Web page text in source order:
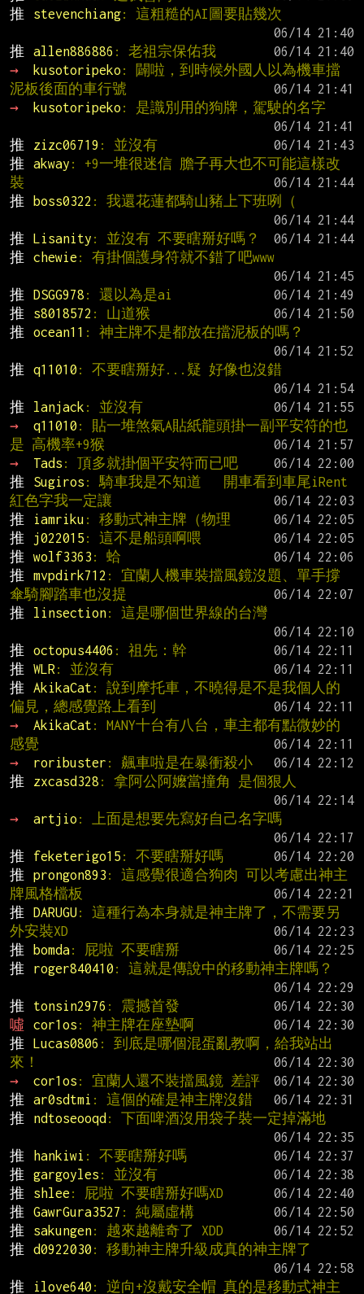
推
stevenchiang: 這粗糙的AI圖要貼幾次
推
allen886886 : 老祖宗保佑我
→
kusotoripeko : 闢啦，到時候外國人以為機車擋
泥板後面的車行號
→
kusotoripeko : 是識別用的狗牌，駕駛的名字
推
zizc06719 : 並沒有
推
akway : +9一堆很迷信 膽子再大也不可能這樣改
裝
推
boss0322 : 我還花蓮都騎山豬上下班咧（
推
Lisanity : 並沒有 不要瞎掰好嗎？
推
chewie : 有掛個護身符就不錯了吧www
推
DSGG978 : 還以為是ai
推
s8018572 : 山道猴
推
ocean11 : 神主牌不是都放在擋泥板的嗎？
推
q11010 : 不要瞎掰好...疑 好像也沒錯
推
lanjack : 並沒有
→
q11010 : 貼一堆煞氣A貼紙龍頭掛一副平安符的也
是 高機率+9猴
→
Tads : 頂多就掛個平安符而已吧
推
Sugiros : 騎車我是不知道   開車看到車尾iRent
紅色字我一定讓
推
iamriku : 移動式神主牌（物理
推
j022015 : 這不是船頭啊喂
推
wolf3363 : 蛤
推
mvpdirk712 : 宜蘭人機車裝擋風鏡沒題、單手撐
傘騎腳踏車也沒提
推
linsection: 這是哪個世界線的台灣
推
octopus4406 : 祖先：幹
推
WLR : 並沒有
推
AkikaCat : 說到摩托車，不曉得是不是我個人的
偏見，總感覺路上看到
→
AkikaCat : MANY十台有八台，車主都有點微妙的
感覺
→
roribuster : 飆車啦是在暴衝殺小
推
zxcasd328 : 拿阿公阿嬤當撞角 是個狠人
→
artjio : 上面是想要先寫好自己名字嗎
推
feketerigo15 : 不要瞎掰好嗎
推
prongon893 : 這感覺很適合狗肉 可以考慮出神主
牌風格檔板
推
DARUGU: 這種行為本身就是神主牌了，不需要另
外安裝XD
推
bomda: 屁啦 不要瞎掰
推
roger840410 : 這就是傳說中的移動神主牌嗎？
推
tonsin2976 : 震撼首發
噓
cor1os : 神主牌在座墊啊
推
Lucas0806 : 到底是哪個混蛋亂教啊，給我站出
來！
→
cor1os : 宜蘭人還不裝擋風鏡 差評
推
ar0sdtmi : 這個的確是神主牌沒錯
推
ndtoseooqd : 下面啤酒沒用袋子裝一定掉滿地
推
hankiwi : 不要瞎掰好嗎
推
gargoyles : 並沒有
推
shlee : 屁啦 不要瞎掰好嗎XD
推
GawrGura3527 : 純屬虛構
推
sakungen: 越來越離奇了 XDD
推
d0922030 : 移動神主牌升級成真的神主牌了
推
ilove640 : 逆向+沒戴安全帽 真的是移動式神主